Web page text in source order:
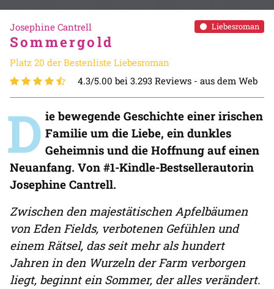
Liebesroman
Josephine Cantrell
Sommergold
Platz 20 der Bestenliste Liebesroman
4.3/5.00 bei 3.293 Reviews - aus dem Web
D ie bewegende Geschichte einer irischen
Familie um die Liebe, ein dunkles
Geheimnis und die Hoffnung auf einen
Neuanfang. Von #1-Kindle-Bestsellerautorin
Josephine Cantrell.
Zwischen den majestätischen Apfelbäumen
von Eden Fields, verbotenen Gefühlen und
einem Rätsel, das seit mehr als hundert
Jahren in den Wurzeln der Farm verborgen
liegt, beginnt ein Sommer, der alles verändert.